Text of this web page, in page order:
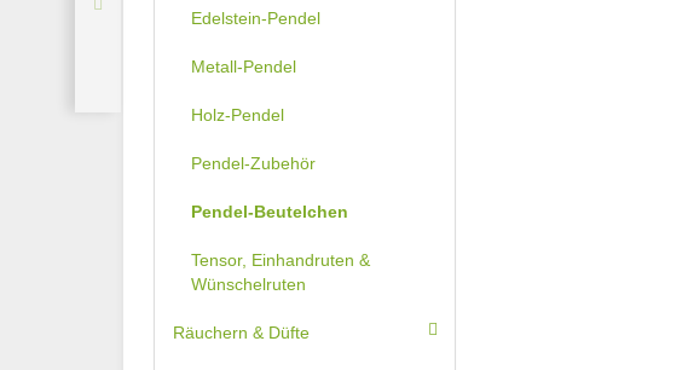
Edelstein-Pendel
Metall-Pendel
Holz-Pendel
Pendel-Zubehör
Pendel-Beutelchen
Tensor, Einhandruten &
Wünschelruten
Räuchern & Düfte